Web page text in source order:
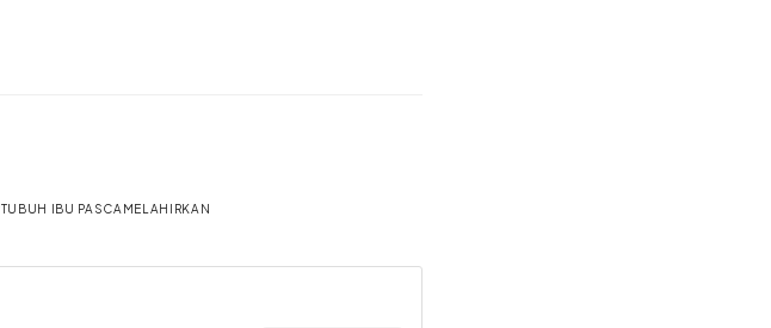
TUBUH IBU PASCAMELAHIRKAN